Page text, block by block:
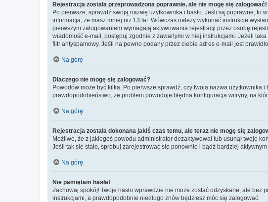
Rejestracja została przeprowadzona poprawnie, ale nie mogę się zalogować!
Po pierwsze, sprawdź swoją nazwę użytkownika i hasło. Jeśli są poprawne, to
informacja, że masz mniej niż 13 lat. Wówczas należy wykonać instrukcje
pierwszym zalogowaniem wymagają aktywowania rejestracji przez osobę
wiadomość e-mail, postępuj zgodnie z zawartymi w niej instrukcjami. Jeżeli
filtr antyspamowy. Jeśli na pewno podany przez ciebie adres e-mail jest
Na górę
Dlaczego nie mogę się zalogować?
Powodów może być kilka. Po pierwsze sprawdź, czy twoja nazwa użytkownika
prawdopodobieństwo, że problem powoduje błędna konfiguracja witryny, na
Na górę
Rejestracja została dokonana jakiś czas temu, ale teraz nie mogę się
Możliwe, że z jakiegoś powodu administrator dezaktywował lub usunął twoje
Jeśli tak się stało, spróbuj zarejestrować się ponownie i bądź bardziej
Na górę
Nie pamiętam hasła!
Zachowaj spokój! Twoje hasło wprawdzie nie może zostać odzyskane, ale
instrukcjami, a prawdopodobnie niedługo znów będziesz móc się zalogować.